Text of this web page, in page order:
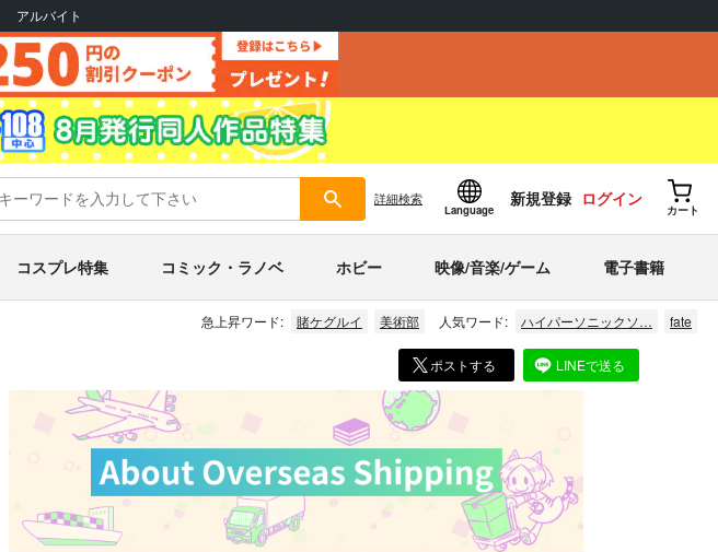
アルバイト
詳細検索
Language
新規登録 ログイン
カート
コスプレ特集 コミック・ラノベ ホビー 映像/音楽/ゲーム 電子書籍
急上昇ワード: 賭ケグルイ 美術部 人気ワード: ハイパーソニックソ… fate
ポストする LINEで送る